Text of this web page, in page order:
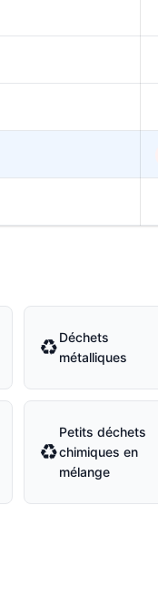
♻Déchets
métalliques
♻
Petits déchets
chimiques en
mélange